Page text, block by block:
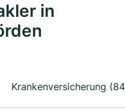
in
Krankenversicherung